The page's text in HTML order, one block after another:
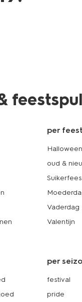
per
Halloween
oud &
Vaderdag
Valentijn
per
festival
pride